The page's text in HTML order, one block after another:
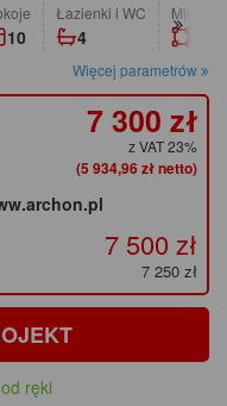
10
łazienki i WC
4
Min.
Więcej parametrów
7 300 zł
z VAT 23%
(5 934,96 zł netto)
7 500 zł
7 250 zł
ręki